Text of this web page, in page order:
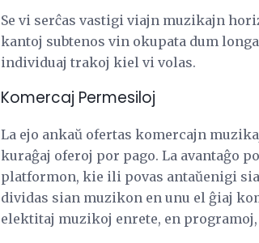
Se vi serĉas vastigi viajn muzikajn
kantoj subtenos vin okupata dum
individuaj trakoj kiel vi volas.
Komercaj Permesiloj
La ejo ankaŭ ofertas komercajn
kuraĝaj oferoj por pago. La avantaĝo
platformon, kie ili povas antaŭenigi
dividas sian muzikon en unu el ĝiaj
elektitaj muzikoj enrete, en